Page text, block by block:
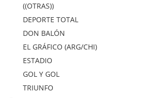
((OTRAS))
DEPORTE TOTAL
DON BALÓN
EL GRÁFICO (ARG/CHI)
ESTADIO
GOL Y GOL
TRIUNFO